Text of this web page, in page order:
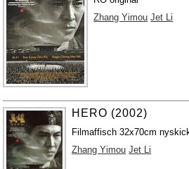
Zhang Yimou Jet Li
HERO (2002)
Filmaffisch 32x70cm
Zhang Yimou Jet Li